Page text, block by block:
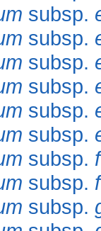
subsp.
subsp.
subsp.
subsp.
subsp.
subsp.
subsp.
subsp.
subsp.